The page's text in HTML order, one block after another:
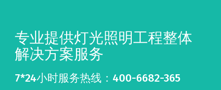
专业提供灯光照明工程整体
解决方案服务
7*24小时服务热线：400-6682-365